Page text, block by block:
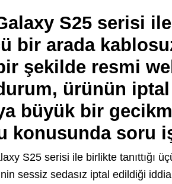
S25 serisi
bir arada
şekilde resmi
durum, ürünün
büyük bir
konusunda soru
S25 serisi ile birlikte tanıttığı
sessiz sedasız iptal edildiği